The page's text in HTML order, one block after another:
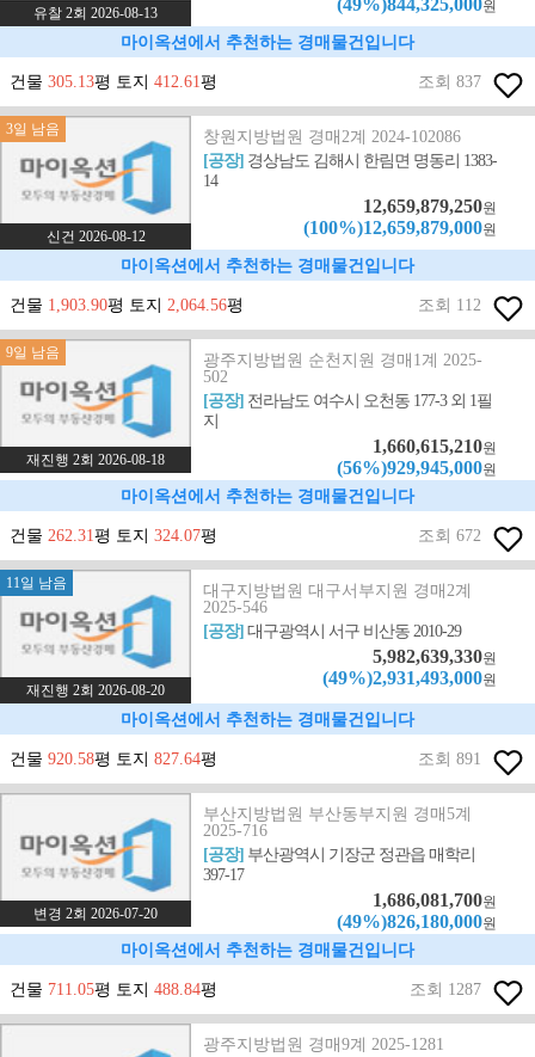
유찰 2회 2026-08-13 (49%)844,325,000원
마이옥션에서 추천하는 경매물건입니다
건물 305.13평 토지 412.61평 조회 837
3일 남음
신건 2026-08-12
창원지방법원 경매2계 2024-102086
[공장] 경상남도 김해시 한림면 명동리 1383-
14
12,659,879,250원
(100%)12,659,879,000원
마이옥션에서 추천하는 경매물건입니다
건물 1,903.90평 토지 2,064.56평 조회 112
9일 남음
재진행 2회 2026-08-18
광주지방법원 순천지원 경매1계 2025-
502
[공장] 전라남도 여수시 오천동 177-3 외 1필
지
1,660,615,210원
(56%)929,945,000원
마이옥션에서 추천하는 경매물건입니다
건물 262.31평 토지 324.07평 조회 672
11일 남음
재진행 2회 2026-08-20
대구지방법원 대구서부지원 경매2계
2025-546
[공장]대구광역시 서구 비산동 2010-29
5,982,639,330원
(49%)2,931,493,000원
마이옥션에서 추천하는 경매물건입니다
건물 920.58평 토지 827.64평 조회 891
변경 2회 2026-07-20
부산지방법원 부산동부지원 경매5계
2025-716
[공장] 부산광역시 기장군 정관읍 매학리
397-17
1,686,081,700원
(49%)826,180,000원
마이옥션에서 추천하는 경매물건입니다
건물 711.05평 토지 488.84평 조회 1287
광주지방법원 경매9계 2025-1281